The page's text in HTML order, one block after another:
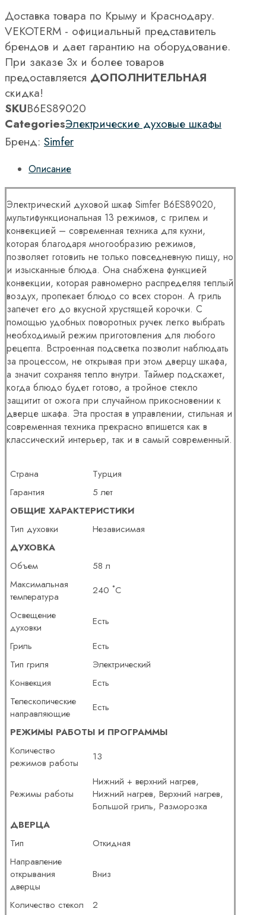
Доставка товара по Крыму и Краснодару.
VEKOTERM - официальный представитель
брендов и дает гарантию на оборудование.
При заказе 3х и более товаров
предоставляется ДОПОЛНИТЕЛЬНАЯ
скидка!
SKUB6ES89020
CategoriesЭлектрические духовые шкафы
Бренд: Simfer
Описание
Электрический духовой шкаф Simfer B6ES89020,
мультифункциональная 13 режимов, с грилем и
конвекцией – современная техника для кухни,
которая благодаря многообразию режимов,
позволяет готовить не только повседневную пищу, но
и изысканные блюда. Она снабжена функцией
конвекции, которая равномерно распределяя теплый
воздух, пропекает блюдо со всех сторон. А гриль
запечет его до вкусной хрустящей корочки. С
помощью удобных поворотных ручек легко выбрать
необходимый режим приготовления для любого
рецепта. Встроенная подсветка позволит наблюдать
за процессом, не открывая при этом дверцу шкафа,
а значит сохраняя тепло внутри. Таймер подскажет,
когда блюдо будет готово, а тройное стекло
защитит от ожога при случайном прикосновении к
дверце шкафа. Эта простая в управлении, стильная и
современная техника прекрасно впишется как в
классический интерьер, так и в самый современный.
Страна
Турция
Гарантия
5 лет
ОБЩИЕ ХАРАКТЕРИСТИКИ
Тип духовки
Независимая
ДУХОВКА
Объем
58 л
Максимальная
температура
240 ˚С
Освещение
духовки
Есть
Гриль
Есть
Тип гриля
Электрический
Конвекция
Есть
Телескопические
направляющие
Есть
РЕЖИМЫ РАБОТЫ И ПРОГРАММЫ
Количество
режимов работы
13
Режимы работы
Нижний + верхний нагрев,
Нижний нагрев, Верхний нагрев,
Большой гриль, Разморозка
ДВЕРЦА
Тип
Откидная
Направление
открывания
дверцы
Вниз
Количество стекол 2